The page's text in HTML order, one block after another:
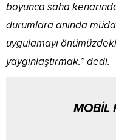
boyunca saha
durumlara anında
uygulamayı
yaygınlaştırmak.” dedi.
MOBİL